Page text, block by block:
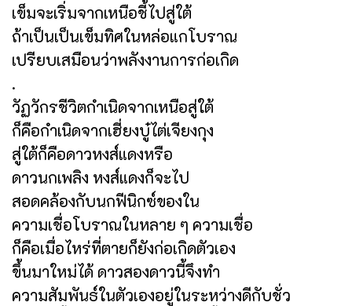
เข็มจะเริ่มจากเหนือชี้ไปสู่ใต้
ถ้าเป็นเป็นเข็มทิศในหล่อแกโบราณ
เปรียบเสมือนว่าพลังงานการก่อเกิด
.
วัฏวักรชีวิตกำเนิดจากเหนือสู่ใต้
ก็คือกำเนิดจากเฮี่ยงบู๋ไต่เจียงกุง
สู่ใต้ก็คือดาวหงส์แดงหรือ
ดาวนกเพลิง หงส์แดงก็จะไป
สอดคล้องกับนกฟีนิกซ์ของใน
ความเชื่อโบราณในหลาย ๆ ความเชื่อ
ก็คือเมื่อไหร่ที่ตายก็ยังก่อเกิดตัวเอง
ขึ้นมาใหม่ได้ ดาวสองดาวนี้จึงทำ
ความสัมพันธ์ในตัวเองอยู่ในระหว่างดีกับชั่ว